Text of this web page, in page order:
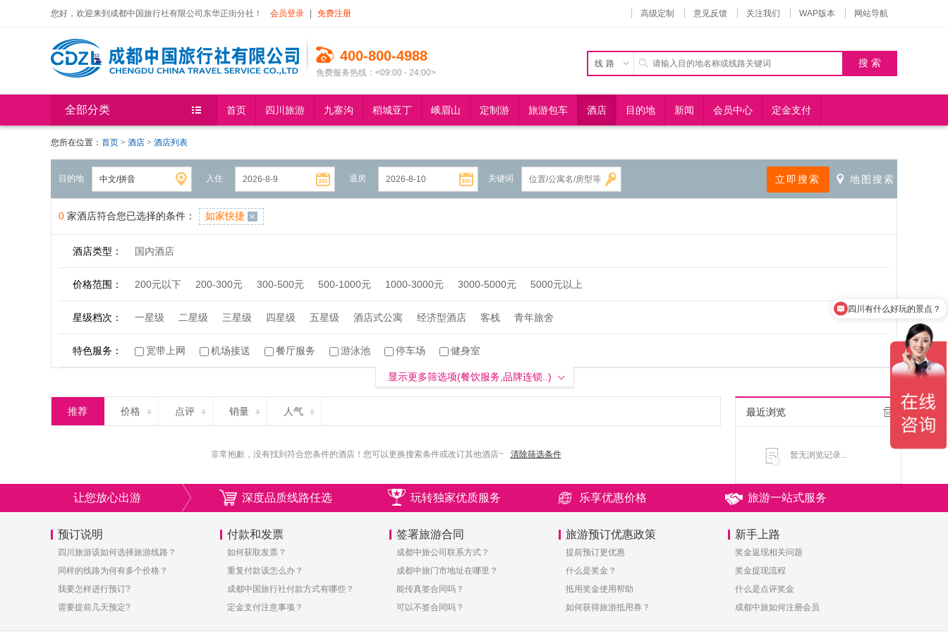
您好，欢迎来到成都中国旅行社有限公司东华正街分社！ 会员登录 免费注册 高级定制 意见反馈 关注我们 WAP版本 网站导航
400-800-4988
免费服务热线：<09:00 - 24:00>
线路
全部分类 首页 四川旅游 九寨沟 稻城亚丁 峨眉山 定制游 旅游包车 酒店 目的地 新闻 会员中心 定金支付
您所在位置： 首页 > 酒店 > 酒店列表
目的地 入住 退房 关键词
0 家酒店符合您已选择的条件： 如家快捷
酒店类型： 国内酒店
价格范围： 200元以下 200-300元 300-500元 500-1000元 1000-3000元 3000-5000元 5000元以上
星级档次： 一星级 二星级 三星级 四星级 五星级 酒店式公寓 经济型酒店 客栈 青年旅舍
特色服务： 宽带上网 机场接送 餐厅服务 游泳池 停车场 健身室
显示更多筛选项(餐饮服务,品牌连锁..)
推荐 价格 点评 销量 人气
非常抱歉，没有找到符合您条件的酒店！您可以更换搜索条件或改订其他酒店~ 清除筛选条件
最近浏览
暂无浏览记录...
让您放心出游 深度品质线路任选 玩转独家优质服务 乐享优惠价格 旅游一站式服务
预订说明
四川旅游该如何选择旅游线路？
同样的线路为何有多个价格？
我要怎样进行预订?
需要提前几天预定?
付款和发票
如何获取发票？
重复付款该怎么办？
成都中国旅行社付款方式有哪些？
定金支付注意事项？
签署旅游合同
成都中旅公司联系方式？
成都中旅门市地址在哪里？
能传真签合同吗？
可以不签合同吗？
旅游预订优惠政策
提前预订更优惠
什么是奖金？
抵用奖金使用帮助
如何获得旅游抵用券？
新手上路
奖金返现相关问题
奖金提现流程
什么是点评奖金
成都中旅如何注册会员
四川有什么好玩的景点？